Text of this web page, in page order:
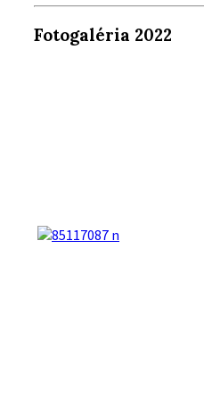
Fotogaléria 2022